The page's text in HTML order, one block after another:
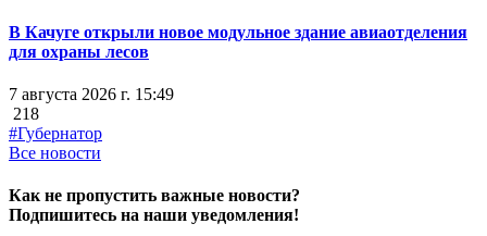
В Качуге открыли новое модульное здание авиаотделения
для охраны лесов
7 августа 2026 г. 15:49
218
#Губернатор
Все новости
Как не пропустить важные новости?
Подпишитесь на наши уведомления!